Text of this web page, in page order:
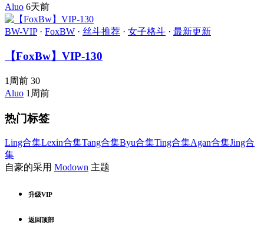
Aluo 6天前
BW-VIP· FoxBW · 丝斗推荐 · 女子格斗 · 最新更新
【FoxBw】VIP-130
1周前 30
Aluo 1周前
热门标签
Ling合集Lexin合集Tang合集Byu合集Ting合集Agan合集Jing合
集
自豪的采用 Modown 主题
升级VIP
返回顶部